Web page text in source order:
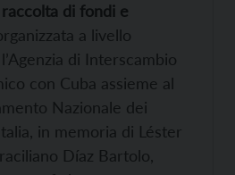
raccolta di fondi e
organizzata a livello
, l’Agenzia di Interscambio
con Cuba assieme al
Nazionale dei
in memoria di Léster
Díaz Bartolo,